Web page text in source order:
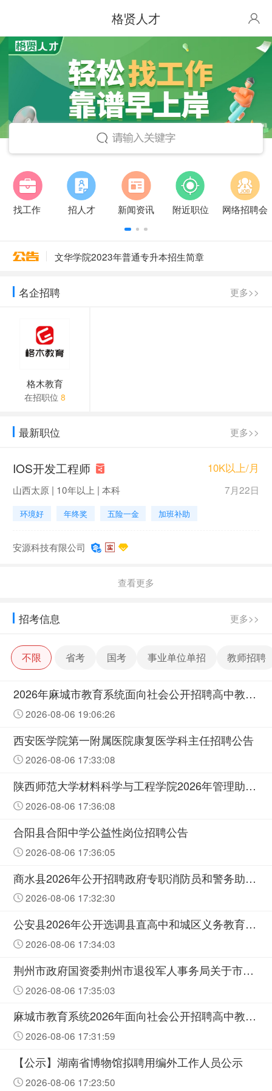
格贤人才
找工作 招人才 新闻资讯 附近职位 网络招聘会
文华学院2023年普通专升本招生简章
格木教育全体师生员工深切悼念江泽民同
武汉市汉阳区人民法院2022年9月公开招聘
2022年湖北省成人高考网上报名系统
2022年湖北省成人高考考生报名须知
2024年湖北省中小学教师统一招聘考试信
2023年湖北统招专升本成绩查询通道（5月
名企招聘 更多>>
格木教育
在招职位 8
最新职位 更多>>
IOS开发工程师 10K以上/月
山西太原 | 10年以上 | 本科 7月22日
环境好 年终奖 五险一金 加班补助
安源科技有限公司
查看更多
招考信息 更多>>
不限 省考 国考 事业单位单招 教师招聘
2026年麻城市教育系统面向社会公开招聘高中教师资格复审公告
2026-08-06 19:06:26
西安医学院第一附属医院康复医学科主任招聘公告
2026-08-06 17:33:08
陕西师范大学材料科学与工程学院2026年管理助理、教学助理招聘考核公告
2026-08-06 17:36:08
合阳县合阳中学公益性岗位招聘公告
2026-08-06 17:36:05
商水县2026年公开招聘政府专职消防员和警务助理面试成绩公示
2026-08-06 17:32:30
公安县2026年公开选调县直高中和城区义务教育学校教师公告
2026-08-06 17:34:03
荆州市政府国资委荆州市退役军人事务局关于市属企业面向退役军人专项招聘纪检工作人员面试公告
2026-08-06 17:35:03
麻城市教育系统2026年面向社会公开招聘高中教师资格复审公告
2026-08-06 17:31:59
【公示】湖南省博物馆拟聘用编外工作人员公示
2026-08-06 17:23:50